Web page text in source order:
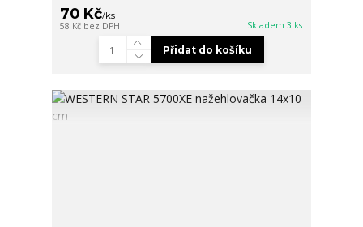
70 Kč/ks
58 Kč bez DPH Skladem 3 ks
Přidat do košíku